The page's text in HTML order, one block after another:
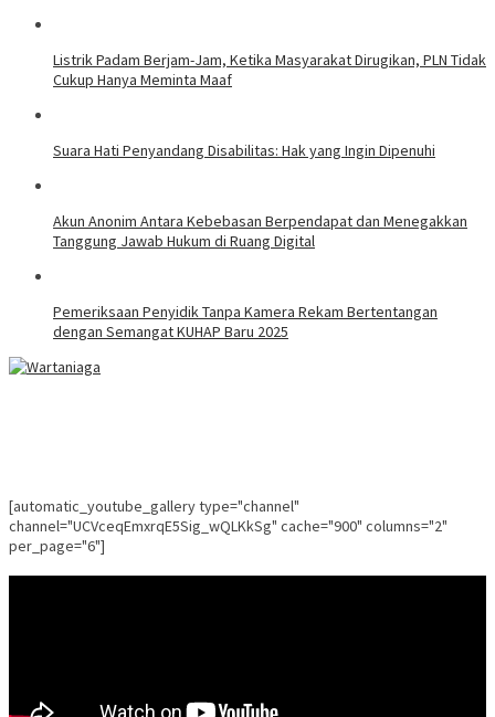
Listrik Padam Berjam-Jam, Ketika Masyarakat Dirugikan, PLN Tidak
Cukup Hanya Meminta Maaf
Suara Hati Penyandang Disabilitas: Hak yang Ingin Dipenuhi
Akun Anonim Antara Kebebasan Berpendapat dan Menegakkan
Tanggung Jawab Hukum di Ruang Digital
Pemeriksaan Penyidik Tanpa Kamera Rekam Bertentangan
dengan Semangat KUHAP Baru 2025
[automatic_youtube_gallery type="channel"
channel="UCVceqEmxrqE5Sig_wQLKkSg" cache="900" columns="2"
per_page="6"]